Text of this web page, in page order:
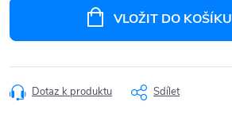
VLOŽIT DO KOŠÍKU
Dotaz k produktu Sdílet